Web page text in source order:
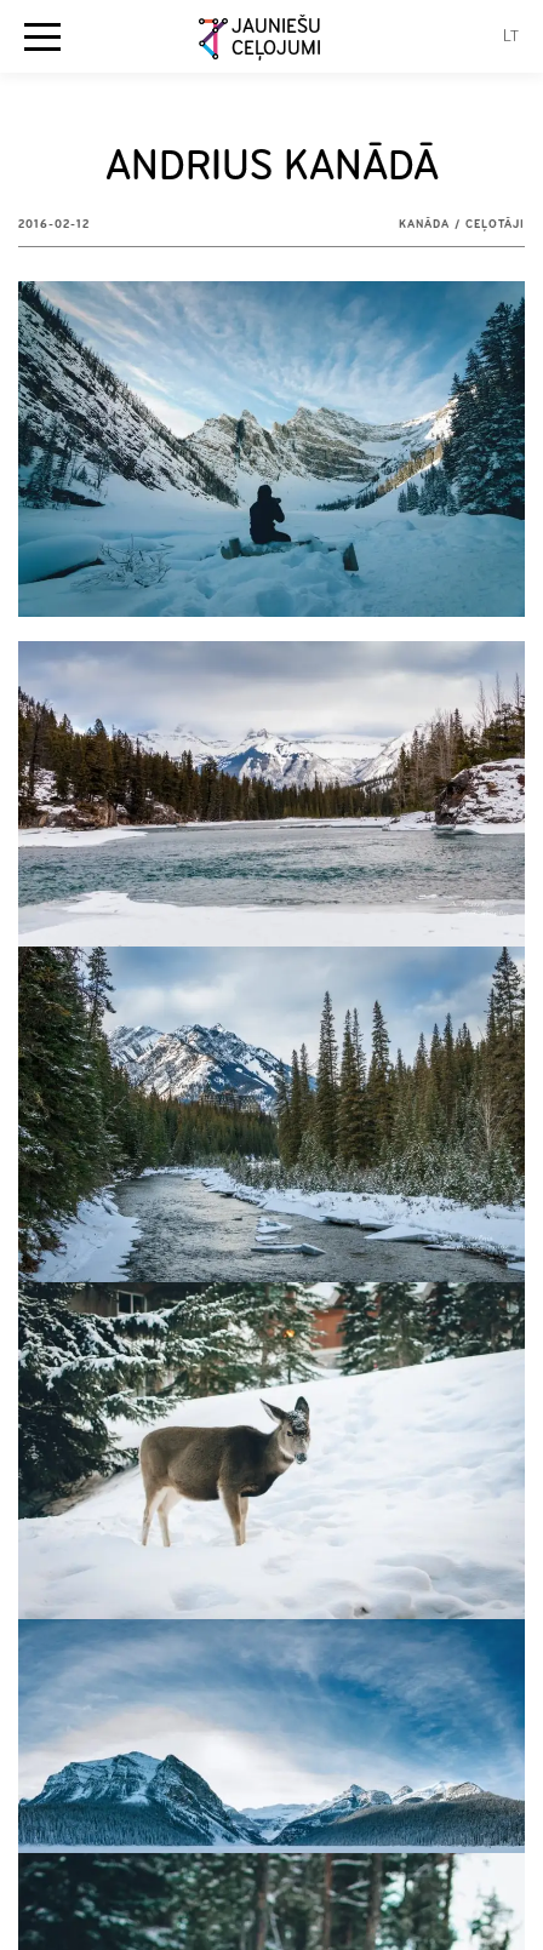
ANDRIUS KANĀDĀ
2016-02-12 KANĀDA / CEĻOTĀJI
JAUNIEŠU
CEĻOJUMI
LT